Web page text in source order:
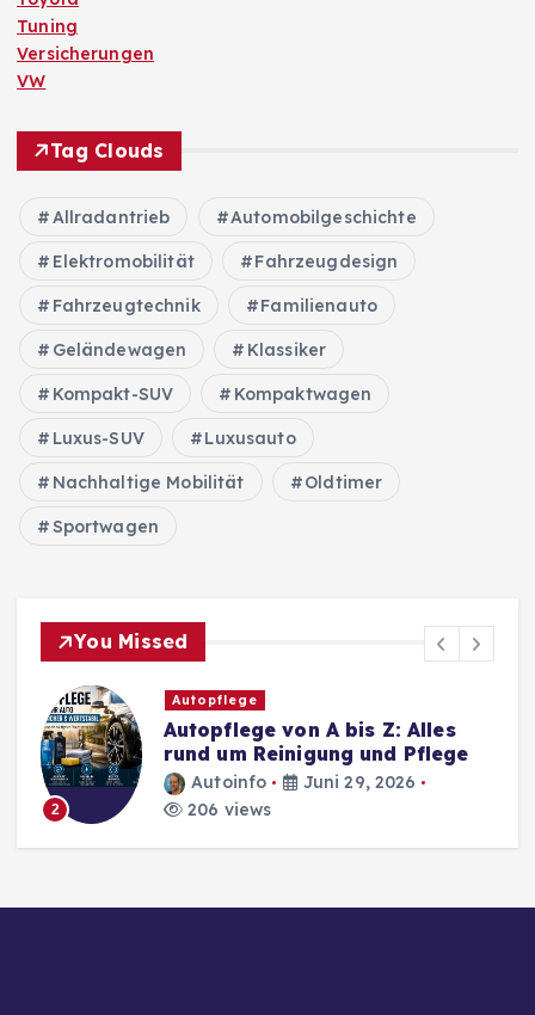
Tuning
Versicherungen
VW
Tag Clouds
Allradantrieb Automobilgeschichte
Elektromobilität Fahrzeugdesign
Fahrzeugtechnik Familienauto
Geländewagen Klassiker
Kompakt-SUV Kompaktwagen
Luxus-SUV Luxusauto
Nachhaltige Mobilität Oldtimer
Sportwagen
You Missed
2
Autopflege
Autopflege von A bis Z: Alles
rund um Reinigung und Pflege
Autoinfo
Juni 29, 2026
206 views